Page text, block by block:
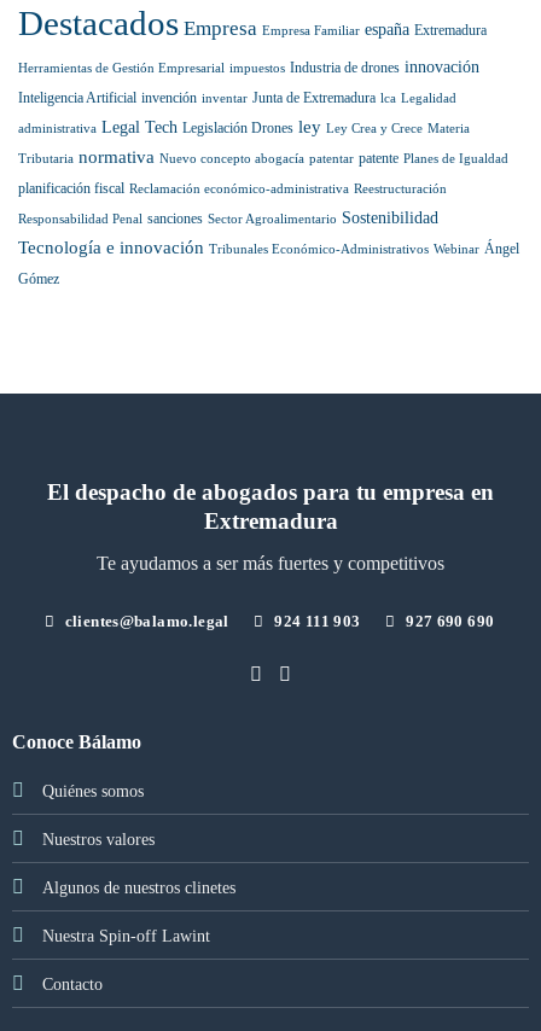
internacional
Lawyers
Destacados Empresa Empresa Familiar españa Extremadura
Herramientas de Gestión Empresarial impuestos Industria de drones innovación
Inteligencia Artificial invención inventar Junta de Extremadura lca Legalidad
administrativa Legal Tech Legislación Drones ley Ley Crea y Crece Materia
Tributaria normativa Nuevo concepto abogacía patentar patente Planes de Igualdad
planificación fiscal Reclamación económico-administrativa Reestructuración
Responsabilidad Penal sanciones Sector Agroalimentario Sostenibilidad
Tecnología e innovación Tribunales Económico-Administrativos Webinar Ángel
Gómez
El despacho de abogados para tu empresa en
Extremadura
Te ayudamos a ser más fuertes y competitivos
clientes@balamo.legal 924 111 903 927 690 690
Conoce Bálamo
Quiénes somos
Nuestros valores
Algunos de nuestros clinetes
Nuestra Spin-off Lawint
Contacto